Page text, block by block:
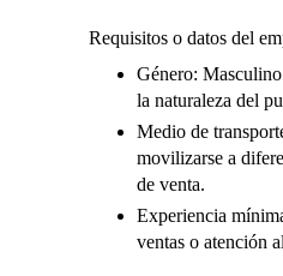
Requisitos o datos del
Género:
la naturaleza del
Medio de
movilizarse a
de venta.
Experiencia
ventas o atención